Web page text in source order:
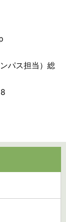
パス担当）総